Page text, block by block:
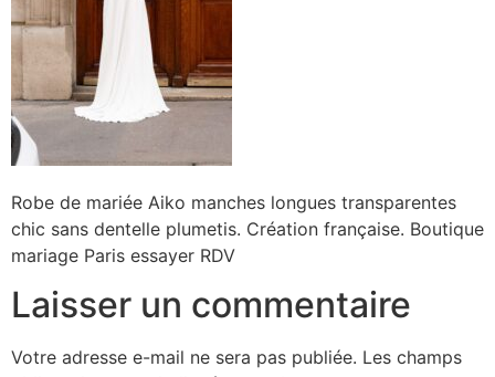
Robe de mariée Aiko manches longues transparentes
chic sans dentelle plumetis. Création française. Boutique
mariage Paris essayer RDV
Laisser un commentaire
Votre adresse e-mail ne sera pas publiée. Les champs